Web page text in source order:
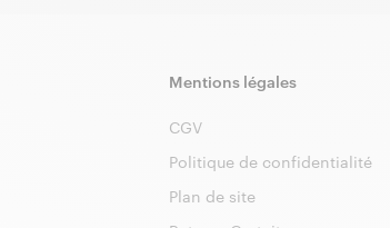
Mentions légales
CGV
Politique de confidentialité
Plan de site